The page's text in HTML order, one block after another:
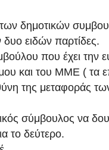
των δημοτικών
ειδών παρτίδες.
που έχει την
και του ΜΜΕ ( τα
της μεταφοράς
σύμβουλος να
το δεύτερο.